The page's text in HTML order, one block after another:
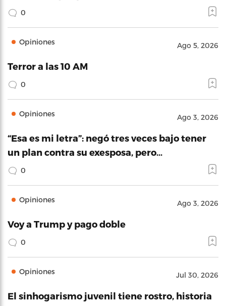
0
Opiniones Ago 5, 2026
Terror a las 10 AM
0
Opiniones Ago 3, 2026
“Esa es mi letra”: negó tres veces bajo tener
un plan contra su exesposa, pero…
0
Opiniones Ago 3, 2026
Voy a Trump y pago doble
0
Opiniones Jul 30, 2026
El sinhogarismo juvenil tiene rostro, historia